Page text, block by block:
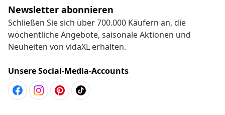
Newsletter abonnieren
Schließen Sie sich über 700.000 Käufern an, die
wöchentliche Angebote, saisonale Aktionen und
Neuheiten von vidaXL erhalten.
Unsere Social-Media-Accounts